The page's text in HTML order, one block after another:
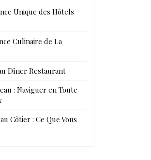
Unique des Hôtels
Culinaire de La
Dîner Restaurant
: Naviguer en Toute
Côtier : Ce Que Vous